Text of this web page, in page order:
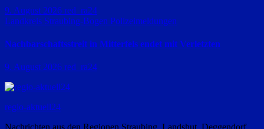
9. August 2026 red_ra24
Landkreis Straubing-Bogen Polizeimeldungen
Nachbarschaftsstreit in Mitterfels endet mit Verletzten
9. August 2026 red_ra24
regio-aktuell24